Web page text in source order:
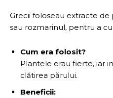
Grecii foloseau extracte
sau rozmarinul, pentru a
Cum era folosit?
Plantele erau fierte, iar
clătirea părului.
Beneficii: